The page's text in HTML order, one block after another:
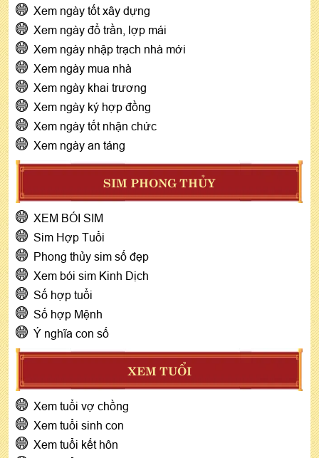
Xem ngày tốt xây dựng
Xem ngày đổ trần, lợp mái
Xem ngày nhập trạch nhà mới
Xem ngày mua nhà
Xem ngày khai trương
Xem ngày ký hợp đồng
Xem ngày tốt nhận chức
Xem ngày an táng
SIM PHONG THỦY
XEM BÓI SIM
Sim Hợp Tuổi
Phong thủy sim số đẹp
Xem bói sim Kinh Dịch
Số hợp tuổi
Số hợp Mệnh
Ý nghĩa con số
XEM TUỔI
Xem tuổi vợ chồng
Xem tuổi sinh con
Xem tuổi kết hôn